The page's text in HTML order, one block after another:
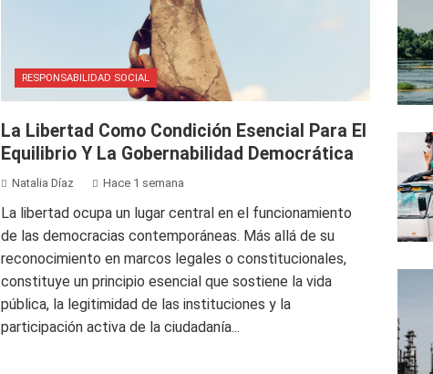
RESPONSABILIDAD SOCIAL
La Libertad Como Condición Esencial Para El
Equilibrio Y La Gobernabilidad Democrática
Natalia Díaz Hace 1 semana
La libertad ocupa un lugar central en el funcionamiento
de las democracias contemporáneas. Más allá de su
reconocimiento en marcos legales o constitucionales,
constituye un principio esencial que sostiene la vida
pública, la legitimidad de las instituciones y la
participación activa de la ciudadanía...